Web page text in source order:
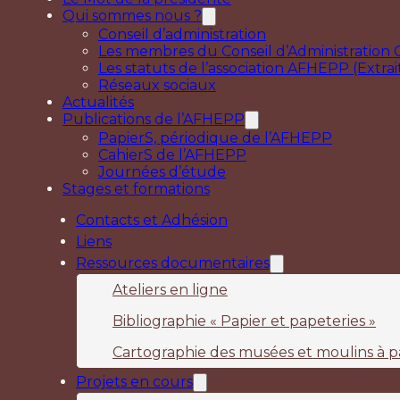
Qui sommes nous ?
Conseil d’administration
Les membres du Conseil d’Administration
Les statuts de l’association AFHEPP
Réseaux sociaux
Actualités
Publications de l’AFHEPP
PapierS, périodique de l’AFHEPP
CahierS de l’AFHEPP
Journées d’étude
Stages et formations
Contacts et Adhésion
Liens
Ressources documentaires
Ateliers en ligne
Bibliographie « Papier et papeteries »
Cartographie des musées et moulins à
Projets en cours